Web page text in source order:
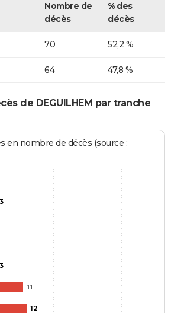
Nombre de
décès
% des
décès
70 52,2 %
64 47,8 %
de DEGUILHEM par tranche
en nombre de décès (source :
3
3
11
12